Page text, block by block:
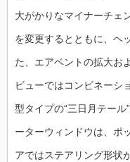
大がかりなマイナーチェ
を変更するとともに、ヘ
た、エアベントの拡大お
ビューではコンビネーシ
型タイプの“三日月テー
ーターウィンドウは、ポ
アではステアリング形状